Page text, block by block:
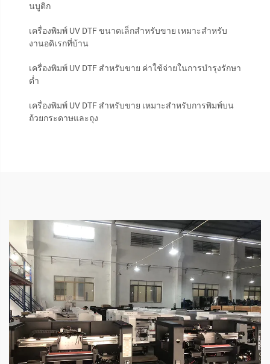
นบูติก
เครื่องพิมพ์ UV DTF ขนาดเล็กสำหรับขาย เหมาะสำหรับ
งานอดิเรกที่บ้าน
เครื่องพิมพ์ UV DTF สำหรับขาย ค่าใช้จ่ายในการบำรุงรักษา
ต่ำ
เครื่องพิมพ์ UV DTF สำหรับขาย เหมาะสำหรับการพิมพ์บน
ถ้วยกระดาษและถุง